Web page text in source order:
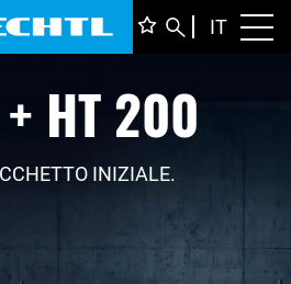
IT
HT 200
INIZIALE.